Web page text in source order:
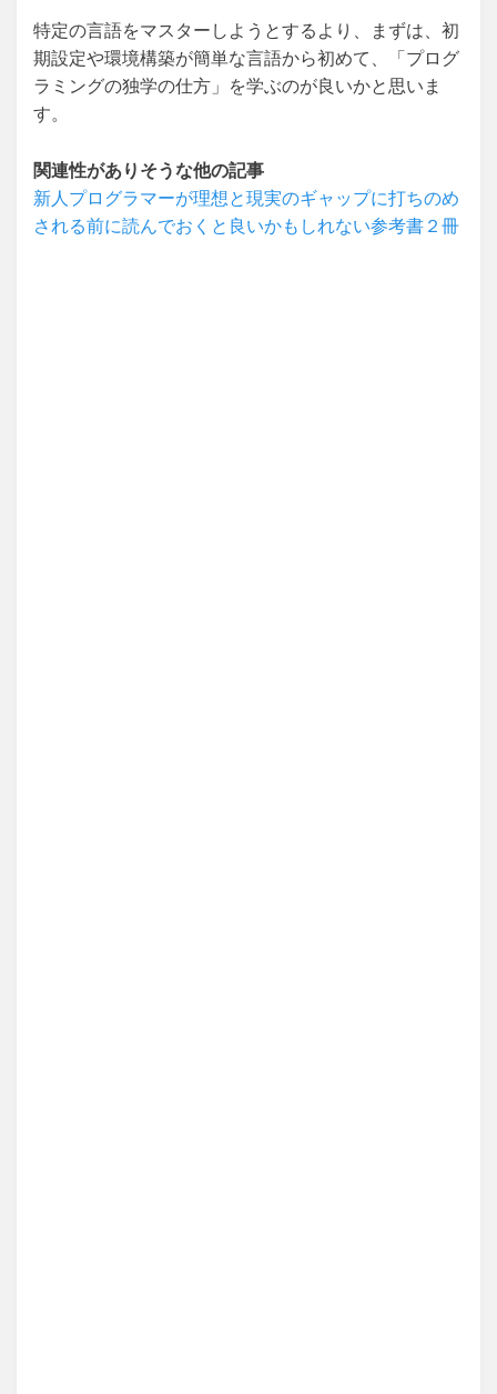
特定の言語をマスターしようとするより、まずは、初
期設定や環境構築が簡単な言語から初めて、「プログ
ラミングの独学の仕方」を学ぶのが良いかと思いま
す。
関連性がありそうな他の記事
新人プログラマーが理想と現実のギャップに打ちのめ
される前に読んでおくと良いかもしれない参考書２冊